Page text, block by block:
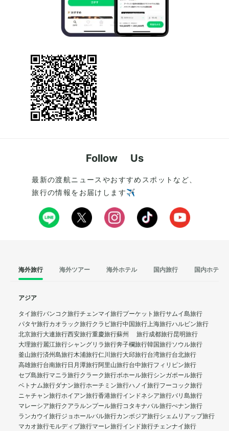
Follow Us
最新の渡航ニュースやおすすめスポットなど、
旅行の情報をお届けします✈️
海外旅行 海外ツアー 海外ホテル 国内旅行 国内ホテル
アジア
タイ旅行バンコク旅行チェンマイ旅行プーケット旅行サムイ島旅行
パタヤ旅行カオラック旅行クラビ旅行中国旅行上海旅行ハルビン旅行
北京旅行大連旅行西安旅行重慶旅行蘇州 旅行成都旅行昆明旅行
大理旅行麗江旅行シャングリラ旅行奔子欄旅行韓国旅行ソウル旅行
釜山旅行済州島旅行木浦旅行仁川旅行大邱旅行台湾旅行台北旅行
高雄旅行台南旅行日月潭旅行阿里山旅行台中旅行フィリピン旅行
セブ島旅行マニラ旅行クラーク旅行ボホール旅行シンガポール旅行
ベトナム旅行ダナン旅行ホーチミン旅行ハノイ旅行フーコック旅行
ニャチャン旅行ホイアン旅行香港旅行インドネシア旅行バリ島旅行
マレーシア旅行クアラルンプール旅行コタキナバル旅行ぺナン旅行
ランカウイ旅行ジョホールバル旅行カンボジア旅行シェムリアップ旅行
マカオ旅行モルディブ旅行マーレ旅行インド旅行チェンナイ旅行